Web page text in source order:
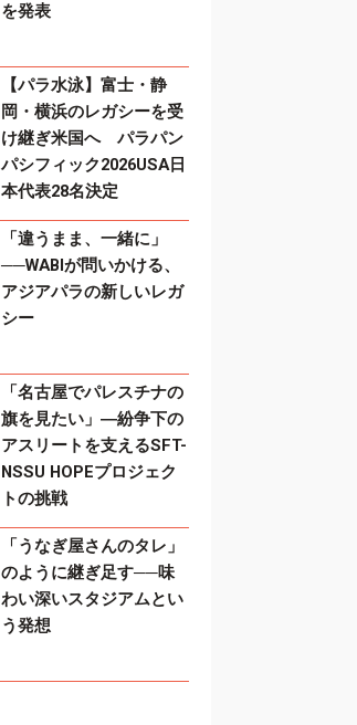
を発表
【パラ水泳】富士・静
岡・横浜のレガシーを受
け継ぎ米国へ パラパン
パシフィック2026USA日
本代表28名決定
「違うまま、一緒に」
──WABIが問いかける、
アジアパラの新しいレガ
シー
「名古屋でパレスチナの
旗を見たい」―紛争下の
アスリートを支えるSFT-
NSSU HOPEプロジェク
トの挑戦
「うなぎ屋さんのタレ」
のように継ぎ足す──味
わい深いスタジアムとい
う発想